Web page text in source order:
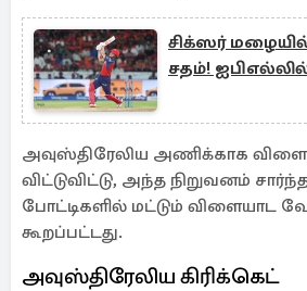
சிக்ஸர்
சதம்!
அவுஸ்திரேலிய அணிக்காக
விட்டுவிட்டு, அந்த நிறுவனம்
போட்டிகளில் மட்டும் விளையாட
கூறப்பட்டது.
அவுஸ்திரேலிய கிரிக்கெட்